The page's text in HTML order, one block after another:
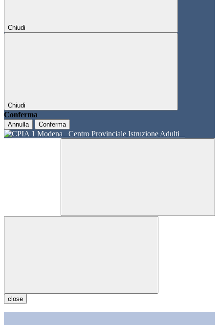
Chiudi
Chiudi
Conferma
Annulla Conferma
Centro Provinciale Istruzione Adulti
close